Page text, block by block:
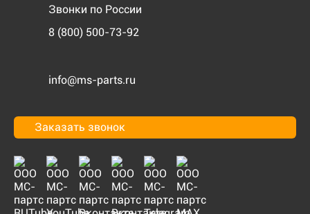
Звонки по России
8 (800) 500-73-92
info@ms-parts.ru
Заказать звонок